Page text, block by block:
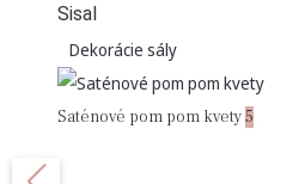
Sisal
Dekorácie sály
Saténové pom pom kvety5